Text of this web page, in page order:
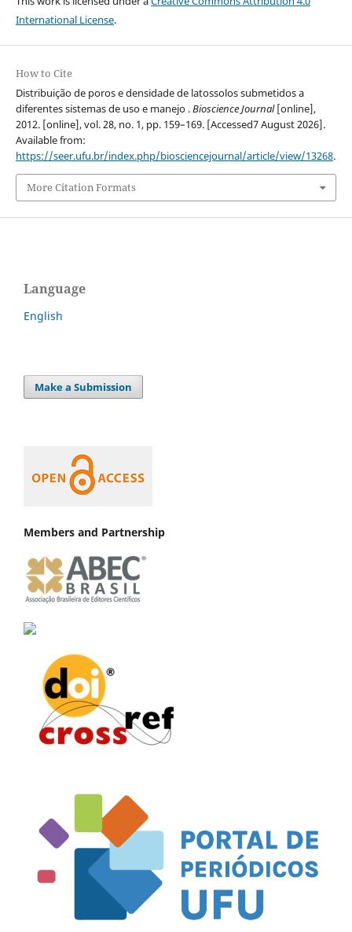
International License.
How to Cite
Distribuição de poros e densidade de latossolos submetidos a
diferentes sistemas de uso e manejo .Bioscience Journal[online],
2012. [online], vol. 28, no. 1, pp. 159–169. [Accessed7 August 2026].
Available from:
https://seer.ufu.br/index.php/biosciencejournal/article/view/13268.
More Citation Formats
Language
English
Make a Submission
Members and Partnership